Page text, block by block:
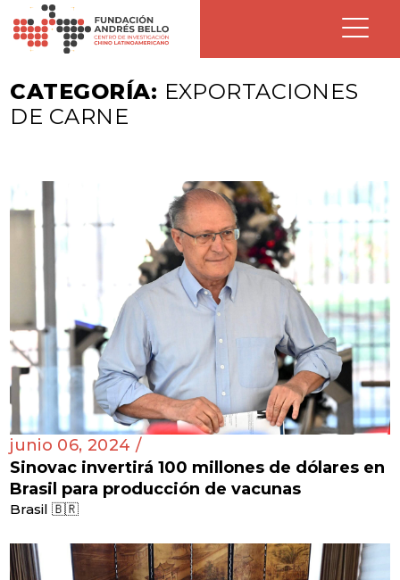
CATEGORÍA: EXPORTACIONES
DE CARNE
junio 06, 2024 /
Sinovac invertirá 100 millones de dólares en
Brasil para producción de vacunas
Brasil 🇧🇷